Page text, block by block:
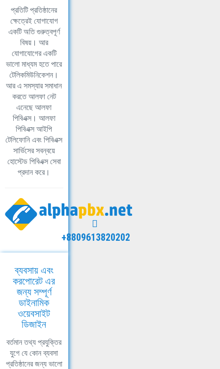
প্রতিটি প্রতিষ্ঠানের
ক্ষেত্রেই যোগাযোগ
একটি অতি গুরুত্বপূর্ণ
বিষয়। আর
যোগাযোগের একটি
ভালো মাধ্যম হতে পারে
টেলিকমিউনিকেশন।
আর এ সমস্যার সমাধান
করতে আলফা নেট
এনেছে আলফা
পিবিএক্স। আলফা
পিবিএক্স আইপি
টেলিফোনি এবং পিবিএক্স
সার্ভিসের সবন্বয়ে
হোস্টেড পিবিএক্স সেবা
প্রদান করে।
+8809613820202
ব্যবসায় এবং
করপোরেট এর
জন্য সম্পূর্ণ
ডাইনামিক
ওয়েবসাইট
ডিজাইন
বর্তমান তথ্য প্রযুক্তির
যুগে যে কোন ব্যবসা
প্রতিষ্ঠানের জন্য ভালো